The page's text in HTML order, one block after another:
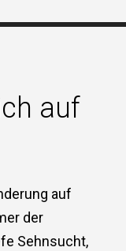
auf
auf
der
Sehnsucht,